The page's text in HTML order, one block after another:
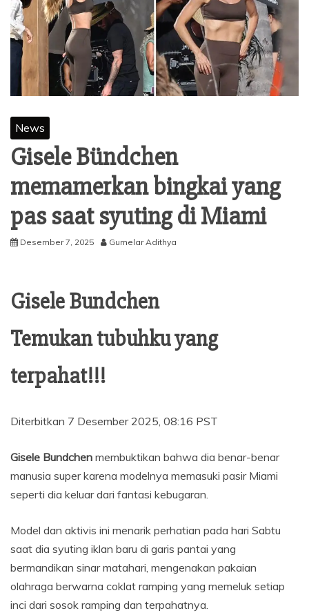
News
Gisele Bündchen
memamerkan bingkai yang
pas saat syuting di Miami
Desember 7, 2025 Gumelar Adithya
Gisele Bundchen
Temukan tubuhku yang
terpahat!!!
Diterbitkan 7 Desember 2025, 08:16 PST
Gisele Bundchen membuktikan bahwa dia benar-benar
manusia super karena modelnya memasuki pasir Miami
seperti dia keluar dari fantasi kebugaran.
Model dan aktivis ini menarik perhatian pada hari Sabtu
saat dia syuting iklan baru di garis pantai yang
bermandikan sinar matahari, mengenakan pakaian
olahraga berwarna coklat ramping yang memeluk setiap
inci dari sosok ramping dan terpahatnya.